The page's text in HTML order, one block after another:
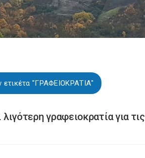
ετικέτα "ΓΡΑΦΕΙΟΚΡΑΤΙΑ"
γραφειοκρατία για τις